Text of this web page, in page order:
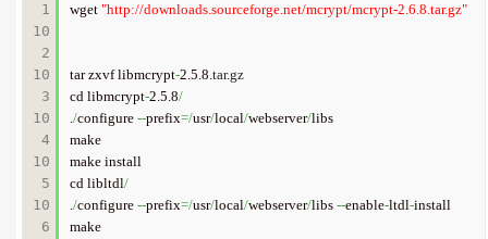
1
10
2
10
3
10
4
10
5
10
6
wget "http://downloads.sourceforge.net/mcrypt/mcrypt-2.6.8.tar.gz"
tar zxvf libmcrypt-2.5.8.tar.gz
cd libmcrypt-2.5.8/
./configure --prefix=/usr/local/webserver/libs
make
make install
cd libltdl/
./configure --prefix=/usr/local/webserver/libs --enable-ltdl-install
make